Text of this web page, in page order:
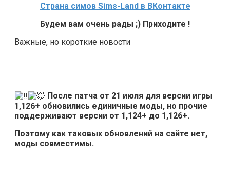
Страна симов Sims-Land в ВКонтакте
Будем вам очень рады ;) Приходите !
Важные, но короткие новости
После патча от 21 июля для версии игры
1,126+ обновились единичные моды, но прочие
поддерживают версии от 1,124+ до 1,126+.
Поэтому как таковых обновлений на сайте нет,
моды совместимы.